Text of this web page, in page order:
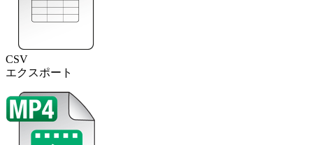
CSV
エクスポート